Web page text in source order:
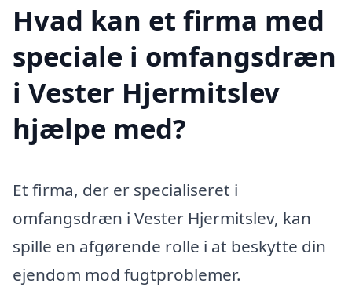
Hvad kan et firma med
speciale i omfangsdræn
i Vester Hjermitslev
hjælpe med?
Et firma, der er specialiseret i
omfangsdræn i Vester Hjermitslev, kan
spille en afgørende rolle i at beskytte din
ejendom mod fugtproblemer.